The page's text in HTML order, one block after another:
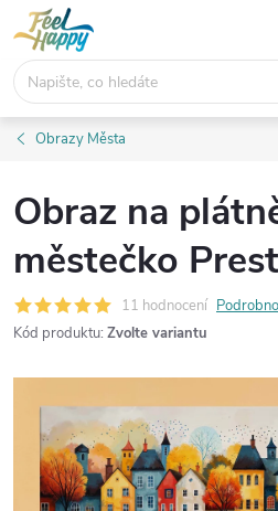
Přejít
na
obsah
Obrazy Města
Obraz na
městečko
11 hodnocení
Kód produktu: Zvolte variantu